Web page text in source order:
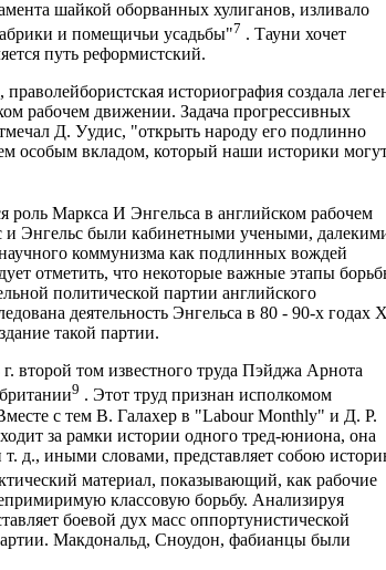
шайкой оборванных хулиганов, изливало
и помещичьи усадьбы"7 . Тауни хочет
путь реформистский.
историография создала
рабочем движении. Задача прогрессивных
Д. Уудис, "открыть народу его подлинно
особым вкладом, который наши историки
Маркса И Энгельса в английском рабочем
и Энгельс были кабинетными учеными,
коммунизма как подлинных вождей
отметить, что некоторые важные этапы
политической партии английского
деятельность Энгельса в 80 - 90-х годах
такой партии.
второй том известного труда Пэйджа Арнота
9 . Этот труд признан исполкомом
с тем В. Галахер в "Labour Monthly" и Д. Р.
за рамки истории одного тред-юниона, она
д., иными словами, представляет собою
материал, показывающий, как рабочие
классовую борьбу. Анализируя
боевой дух масс оппортунистической
Макдональд, Сноудон, фабианцы были